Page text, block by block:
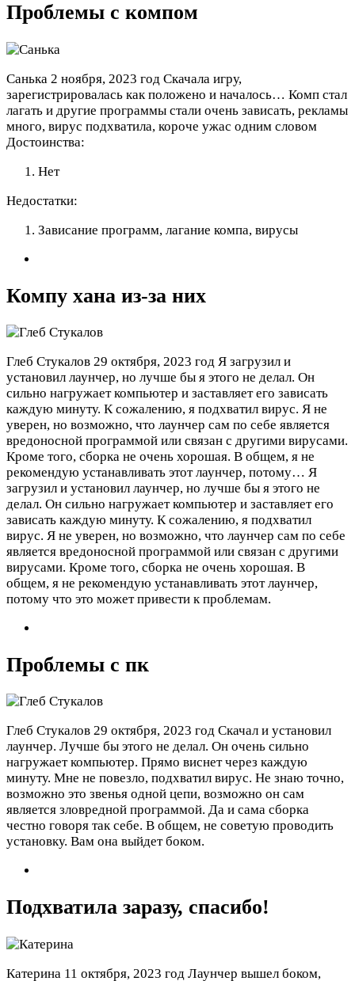
Проблемы с компом
Санька 2 ноября, 2023 год Скачала игру,
зарегистрировалась как положено и началось… Комп стал
лагать и другие программы стали очень зависать, рекламы
много, вирус подхватила, короче ужас одним словом
Достоинства:
Нет
Недостатки:
Зависание программ, лагание компа, вирусы
Компу хана из-за них
Глеб Стукалов 29 октября, 2023 год Я загрузил и
установил лаунчер, но лучше бы я этого не делал. Он
сильно нагружает компьютер и заставляет его зависать
каждую минуту. К сожалению, я подхватил вирус. Я не
уверен, но возможно, что лаунчер сам по себе является
вредоносной программой или связан с другими вирусами.
Кроме того, сборка не очень хорошая. В общем, я не
рекомендую устанавливать этот лаунчер, потому… Я
загрузил и установил лаунчер, но лучше бы я этого не
делал. Он сильно нагружает компьютер и заставляет его
зависать каждую минуту. К сожалению, я подхватил
вирус. Я не уверен, но возможно, что лаунчер сам по себе
является вредоносной программой или связан с другими
вирусами. Кроме того, сборка не очень хорошая. В
общем, я не рекомендую устанавливать этот лаунчер,
потому что это может привести к проблемам.
Проблемы с пк
Глеб Стукалов 29 октября, 2023 год Скачал и установил
лаунчер. Лучше бы этого не делал. Он очень сильно
нагружает компьютер. Прямо виснет через каждую
минуту. Мне не повезло, подхватил вирус. Не знаю точно,
возможно это звенья одной цепи, возможно он сам
является зловредной программой. Да и сама сборка
честно говоря так себе. В общем, не советую проводить
установку. Вам она выйдет боком.
Подхватила заразу, спасибо!
Катерина 11 октября, 2023 год Лаунчер вышел боком,